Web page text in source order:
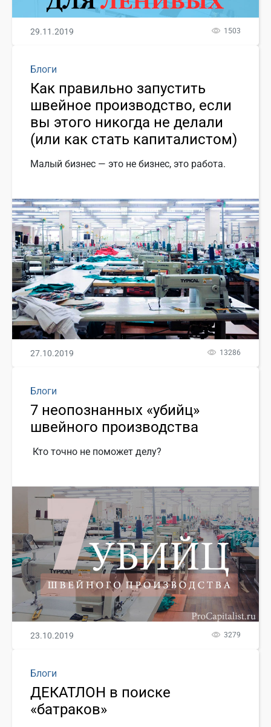
29.11.2019 1503
Блоги
Как правильно запустить
швейное производство, если
вы этого никогда не делали
(или как стать капиталистом)
Малый бизнес — это не бизнес, это работа.
27.10.2019 13286
Блоги
7 неопознанных «убийц»
швейного производства
Кто точно не поможет делу?
23.10.2019 3279
Блоги
ДЕКАТЛОН в поиске
«батраков»